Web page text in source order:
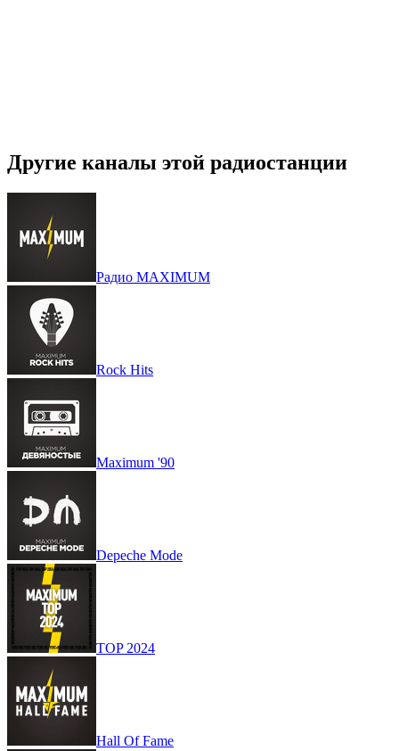
Другие каналы этой радиостанции
Радио MAXIMUM
Rock Hits
Maximum '90
Depeche Mode
TOP 2024
Hall Of Fame